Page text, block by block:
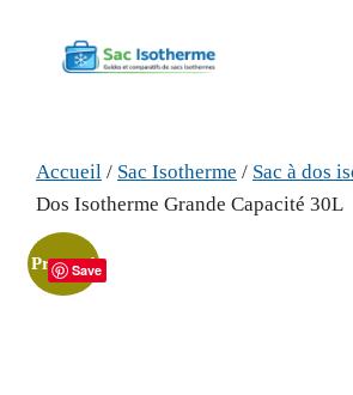
contenu
Accueil / Sac Isotherme / Sac à dos
Dos Isotherme Grande Capacité 30L
Promo !
Save